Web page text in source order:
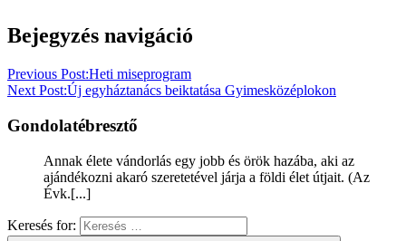
Bejegyzés navigáció
Previous Post:Heti miseprogram
Next Post:Új egyháztanács beiktatása Gyimesközéplokon
Gondolatébresztő
Annak élete vándorlás egy jobb és örök hazába, aki az
ajándékozni akaró szeretetével járja a földi élet útjait. (Az
Évk.[...]
Keresés for: